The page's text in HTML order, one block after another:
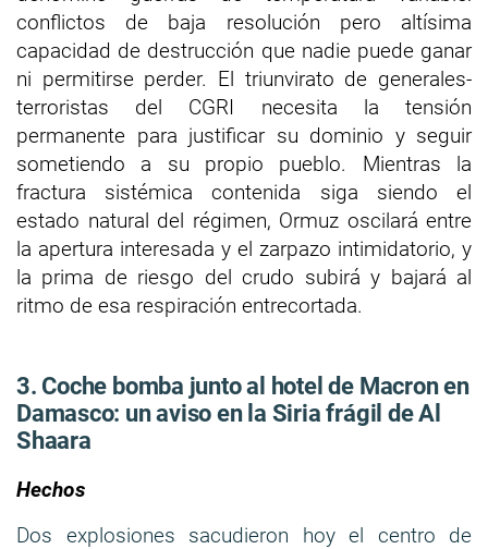
conflictos de baja resolución pero altísima
capacidad de destrucción que nadie puede ganar
ni permitirse perder. El triunvirato de generales-
terroristas del CGRI necesita la tensión
permanente para justificar su dominio y seguir
sometiendo a su propio pueblo. Mientras la
fractura sistémica contenida siga siendo el
estado natural del régimen, Ormuz oscilará entre
la apertura interesada y el zarpazo intimidatorio, y
la prima de riesgo del crudo subirá y bajará al
ritmo de esa respiración entrecortada.
3. Coche bomba junto al hotel de Macron en
Damasco: un aviso en la Siria frágil de Al
Shaara
Hechos
Dos explosiones sacudieron hoy el centro de